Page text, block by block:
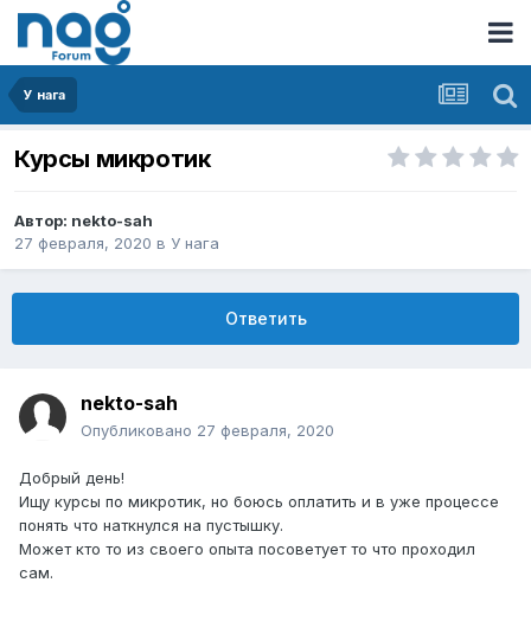
У нага
Курсы микротик
Автор: nekto-sah
27 февраля, 2020 в У нага
Ответить
nekto-sah
Опубликовано 27 февраля, 2020
Добрый день!
Ищу курсы по микротик, но боюсь оплатить и в уже процессе
понять что наткнулся на пустышку.
Может кто то из своего опыта посоветует то что проходил
сам.